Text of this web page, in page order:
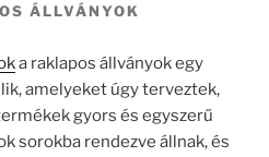
ÁLLVÁNYOK
a raklapos állványok egy
amelyeket úgy terveztek,
gyors és egyszerű
sorokba rendezve állnak, és